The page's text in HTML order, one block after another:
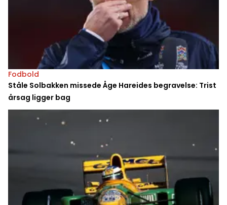
Fodbold
Ståle Solbakken missede Åge Hareides begravelse: Trist
årsag ligger bag